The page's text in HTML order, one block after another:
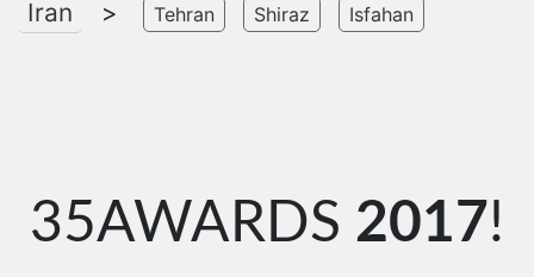
Iran > Tehran Shiraz Isfahan
35AWARDS 2017!